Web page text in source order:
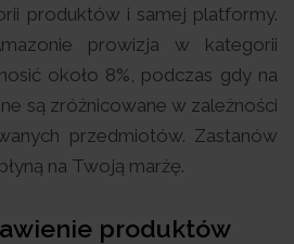
produktów i samej platformy.
prowizja w kategorii
około 8%, podczas gdy na
są zróżnicowane w zależności
przedmiotów. Zastanów
na Twoją marżę.
produktów